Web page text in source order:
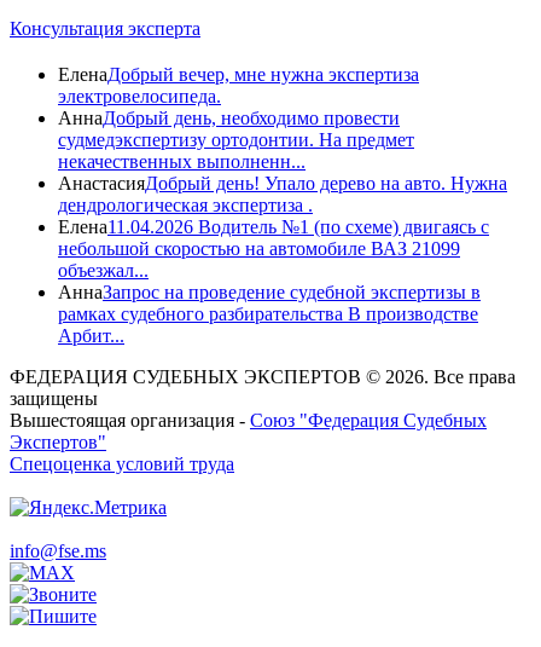
Консультация эксперта
ЕленаДобрый вечер, мне нужна экспертиза
электровелосипеда.
АннаДобрый день, необходимо провести
судмедэкспертизу ортодонтии. На предмет
некачественных выполненн...
АнастасияДобрый день! Упало дерево на авто. Нужна
дендрологическая экспертиза .
Елена11.04.2026 Водитель №1 (по схеме) двигаясь с
небольшой скоростью на автомобиле ВАЗ 21099
объезжал...
АннаЗапрос на проведение судебной экспертизы в
рамках судебного разбирательства В производстве
Арбит...
ФЕДЕРАЦИЯ СУДЕБНЫХ ЭКСПЕРТОВ © 2026. Все права
защищены
Вышестоящая организация - Союз "Федерация Судебных
Экспертов"
Спецоценка условий труда
info@fse.ms